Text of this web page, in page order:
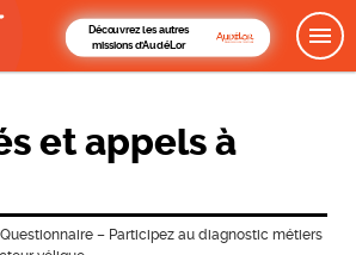
Découvrez les autres
missions d'AudéLor
et appels à
Questionnaire – Participez au diagnostic métiers